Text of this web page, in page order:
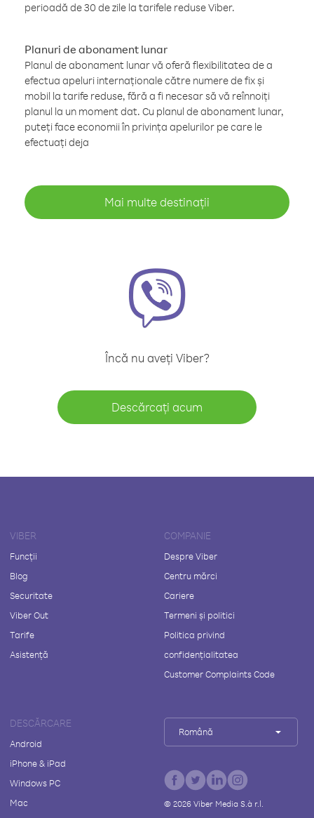
perioadă de 30 de zile la tarifele reduse Viber.
Planuri de abonament lunar
Planul de abonament lunar vă oferă flexibilitatea de a
efectua apeluri internaționale către numere de fix și
mobil la tarife reduse, fără a fi necesar să vă reînnoiți
planul la un moment dat. Cu planul de abonament lunar,
puteți face economii în privința apelurilor pe care le
efectuați deja
Mai multe destinații
Încă nu aveți Viber?
Descărcați acum
VIBER
Funcții
Blog
Securitate
Viber Out
Tarife
Asistență
COMPANIE
Despre Viber
Centru mărci
Cariere
Termeni și politici
Politica privind
confidențialitatea
Customer Complaints Code
DESCĂRCARE
Android
iPhone & iPad
Windows PC
Mac
Română
© 2026Viber Media S.à r.l.